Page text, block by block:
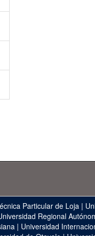
Particular de Loja |
Regional
| Universidad